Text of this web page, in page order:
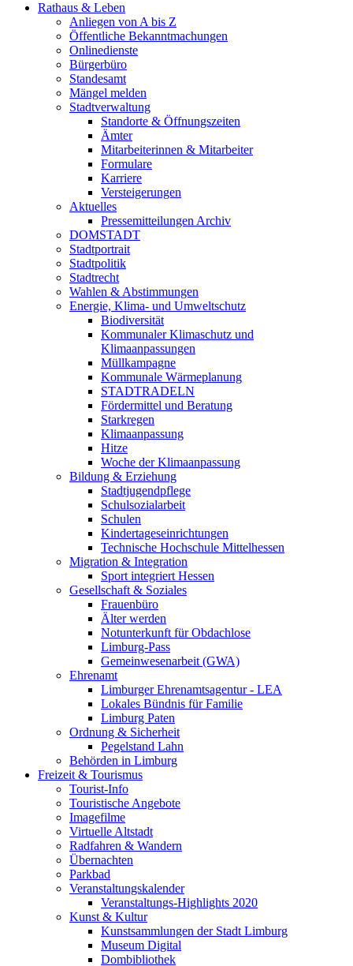
Rathaus & Leben
Anliegen von A bis Z
Öffentliche Bekanntmachungen
Onlinedienste
Bürgerbüro
Standesamt
Mängel melden
Stadtverwaltung
Standorte & Öffnungszeiten
Ämter
Mitarbeiterinnen & Mitarbeiter
Formulare
Karriere
Versteigerungen
Aktuelles
Pressemitteilungen Archiv
DOMSTADT
Stadtportrait
Stadtpolitik
Stadtrecht
Wahlen & Abstimmungen
Energie, Klima- und Umweltschutz
Biodiversität
Kommunaler Klimaschutz und
Klimaanpassungen
Müllkampagne
Kommunale Wärmeplanung
STADTRADELN
Fördermittel und Beratung
Starkregen
Klimaanpassung
Hitze
Woche der Klimaanpassung
Bildung & Erziehung
Stadtjugendpflege
Schulsozialarbeit
Schulen
Kindertageseinrichtungen
Technische Hochschule Mittelhessen
Migration & Integration
Sport integriert Hessen
Gesellschaft & Soziales
Frauenbüro
Älter werden
Notunterkunft für Obdachlose
Limburg-Pass
Gemeinwesenarbeit (GWA)
Ehrenamt
Limburger Ehrenamtsagentur - LEA
Lokales Bündnis für Familie
Limburg Paten
Ordnung & Sicherheit
Pegelstand Lahn
Behörden in Limburg
Freizeit & Tourismus
Tourist-Info
Touristische Angebote
Imagefilme
Virtuelle Altstadt
Radfahren & Wandern
Übernachten
Parkbad
Veranstaltungskalender
Veranstaltungs-Highlights 2020
Kunst & Kultur
Kunstsammlungen der Stadt Limburg
Museum Digital
Dombibliothek